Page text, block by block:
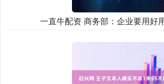
一直牛配资 商务部：企业要用好